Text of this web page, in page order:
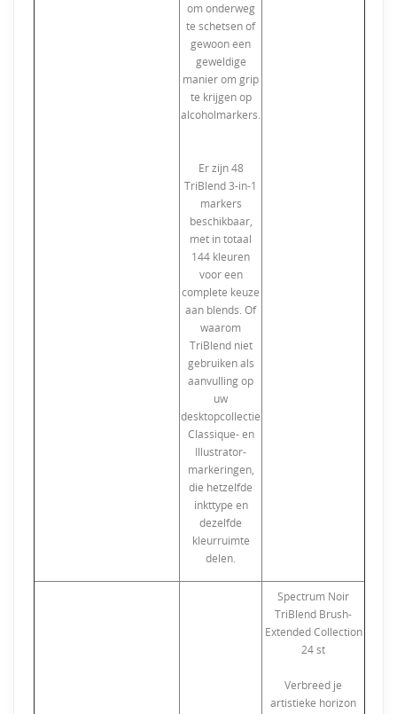
om onderweg
te schetsen of
gewoon een
geweldige
manier om grip
te krijgen op
alcoholmarkers.
Er zijn 48
TriBlend 3-in-1
markers
beschikbaar,
met in totaal
144 kleuren
voor een
complete keuze
aan blends. Of
waarom
TriBlend niet
gebruiken als
aanvulling op
uw
desktopcollectie
Classique- en
Illustrator-
markeringen,
die hetzelfde
inkttype en
dezelfde
kleurruimte
delen.
Spectrum Noir
TriBlend Brush-
Extended Collection
24 st
Verbreed je
artistieke horizon